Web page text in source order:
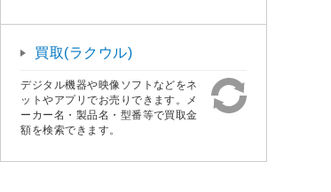
買取(ラクウル)
デジタル機器や映像ソフトなどをネ
ットやアプリでお売りできます。メ
ーカー名・製品名・型番等で買取金
額を検索できます。